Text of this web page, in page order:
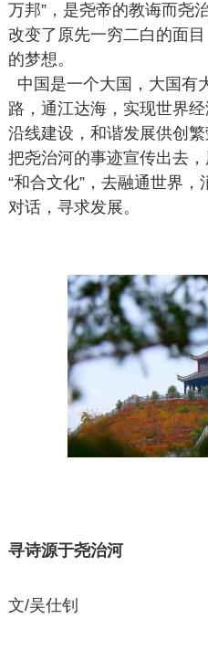
万邦”，是尧帝的教诲而尧
改变了原先一穷二白的面
的梦想。
中国是一个大国，大国有
路，通江达海，实现世界
沿线建设，和谐发展供创繁
把尧治河的事迹宣传出去
“和合文化”，去融通世界
对话，寻求发展。
寻诗源于尧治河
文/吴仕钊